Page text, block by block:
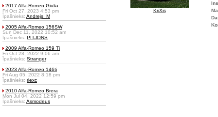
2017 Alfa-Romeo Giulia
Fri Oct 27, 2023 4:53 pm
Īpašnieks: Andrejs_M
2005 Alfa-Romeo 156SW
Sun Dec 11, 2022 10:52 am
Īpašnieks: PITJONS
2009 Alfa-Romeo 159 Ti
Fri Oct 28, 2022 9:06 am
Īpašnieks: Stranger
2023 Alfa-Romeo 146ti
Fri Aug 05, 2022 8:18 pm
Īpašnieks: riexc
2010 Alfa-Romeo Brera
Mon Jul 04, 2022 12:59 pm
Īpašnieks: Asmodeus
KriXis